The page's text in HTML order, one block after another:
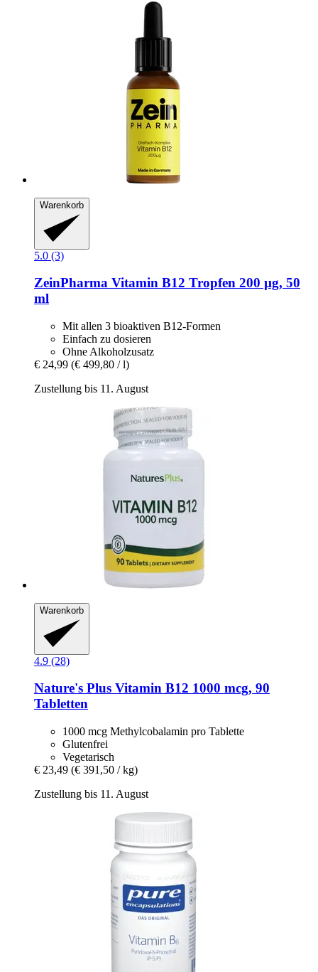
Warenkorb
5.0 (3)
ZeinPharma Vitamin B12 Tropfen 200 µg, 50
ml
Mit allen 3 bioaktiven B12-Formen
Einfach zu dosieren
Ohne Alkoholzusatz
€ 24,99 (€ 499,80 / l)
Zustellung bis 11. August
Warenkorb
4.9 (28)
Nature's Plus Vitamin B12 1000 mcg, 90
Tabletten
1000 mcg Methylcobalamin pro Tablette
Glutenfrei
Vegetarisch
€ 23,49 (€ 391,50 / kg)
Zustellung bis 11. August